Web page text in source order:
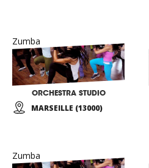
Zumba
ORCHESTRA STUDIO
MARSEILLE (13000)
Zumba